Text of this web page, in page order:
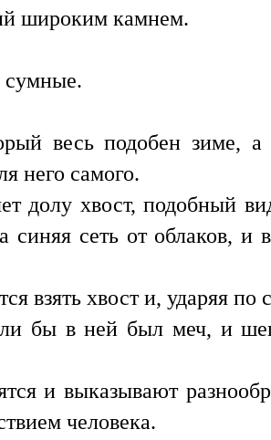
широким камнем.
сумные.
весь подобен
него самого.
долу хвост, подобный
сеть от облаков, и
взять хвост и, ударяя
бы в ней был меч, и
и выказывают
человека.